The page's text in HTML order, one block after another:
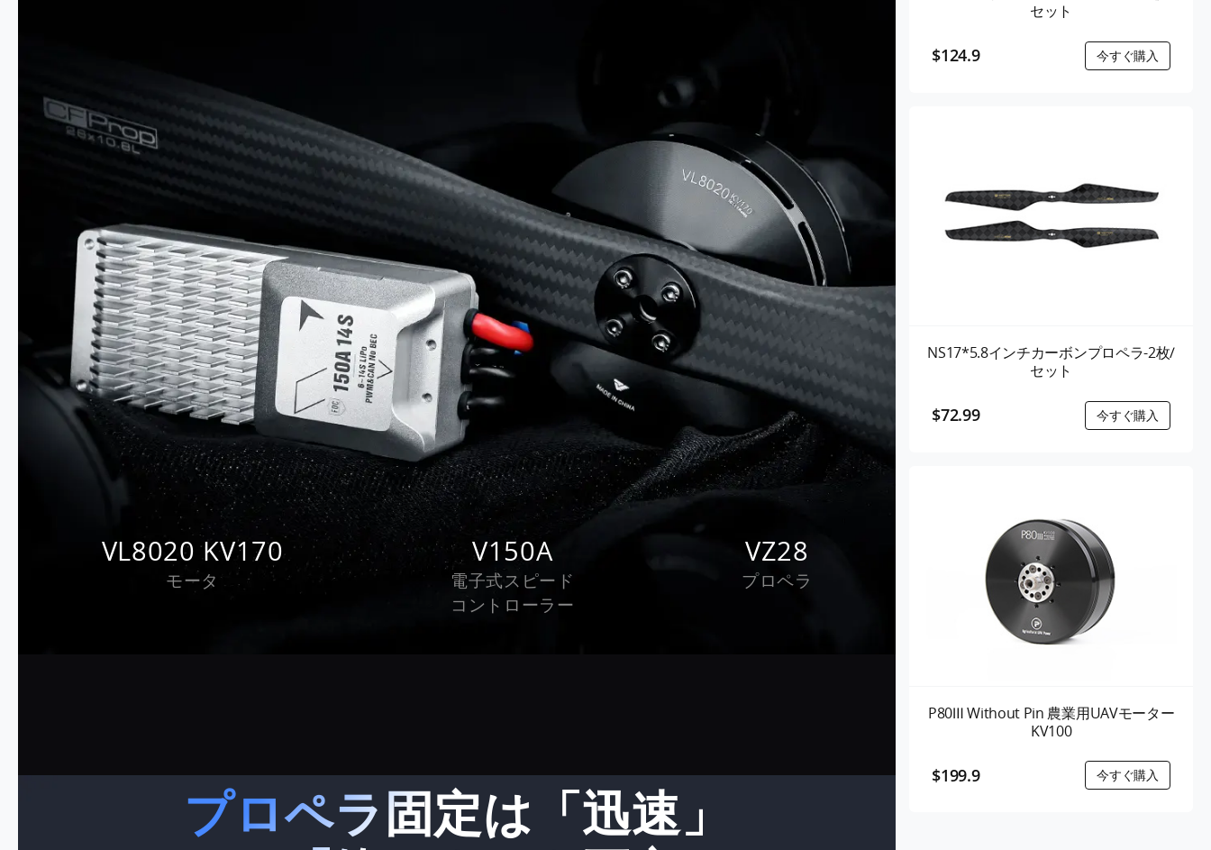
VL8020 KV170
モータ
V150A
電子式スピード
コントローラー
VZ28
プロペラ
プロペラ固定は「迅速」
セット
$124.9
NS17*5.8インチカーボンプロペラ-2枚/
セット
$72.99
P80Ⅲ Without Pin 農業用UAVモーター
KV100
$199.9